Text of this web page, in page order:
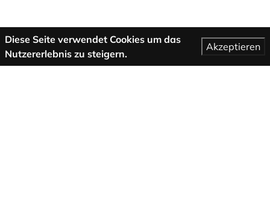
Diese Seite verwendet Cookies um das
Nutzererlebnis zu steigern.
Akzeptieren